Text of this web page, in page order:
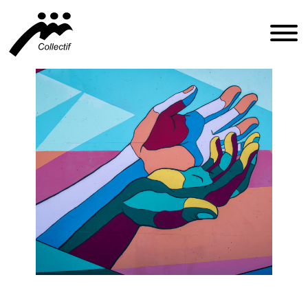
FRANÇAIS
ENGLISH
ESPAÑOL
INFO@CFIQ.CA
(514) 279-4246